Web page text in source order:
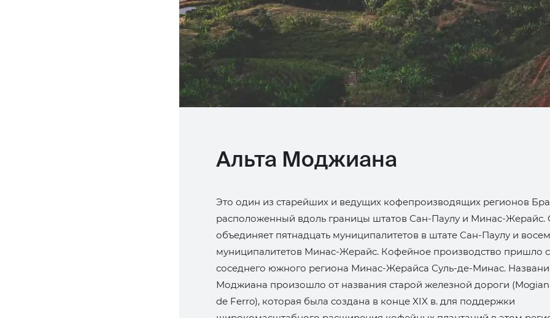
Альта Моджиана
Это один из старейших и ведущих кофепроизводящих регионов
расположенный вдоль границы штатов Сан-Паулу и Минас-Жерайс.
объединяет пятнадцать муниципалитетов в штате Сан-Паулу и
муниципалитетов Минас-Жерайс. Кофейное производство пришло
соседнего южного региона Минас-Жерайса Суль-де-Минас.
Моджиана произошло от названия старой железной дороги
de Ferro), которая была создана в конце XIX в. для поддержки